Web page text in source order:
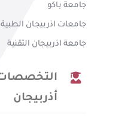
جامعة باكو
جامعات اذربيجان الطبية
جامعة اذربيجان التقنية
أذربيجان